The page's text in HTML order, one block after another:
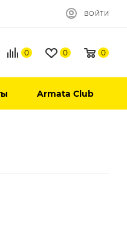
ВОЙТИ
0 0 0
Armata Club